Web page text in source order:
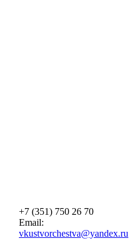
+7 (351) 750 26 70
Email:
vkustvorchestva@yandex.ru